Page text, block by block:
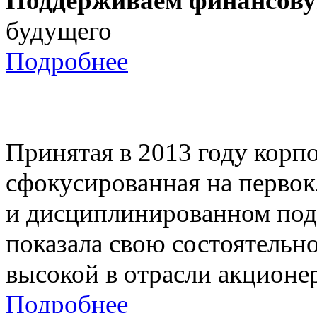
будущего
Подробнее
Принятая в 2013 году
сфокусированная на
и дисциплинированном
показала свою
высокой в отрасли
Подробнее